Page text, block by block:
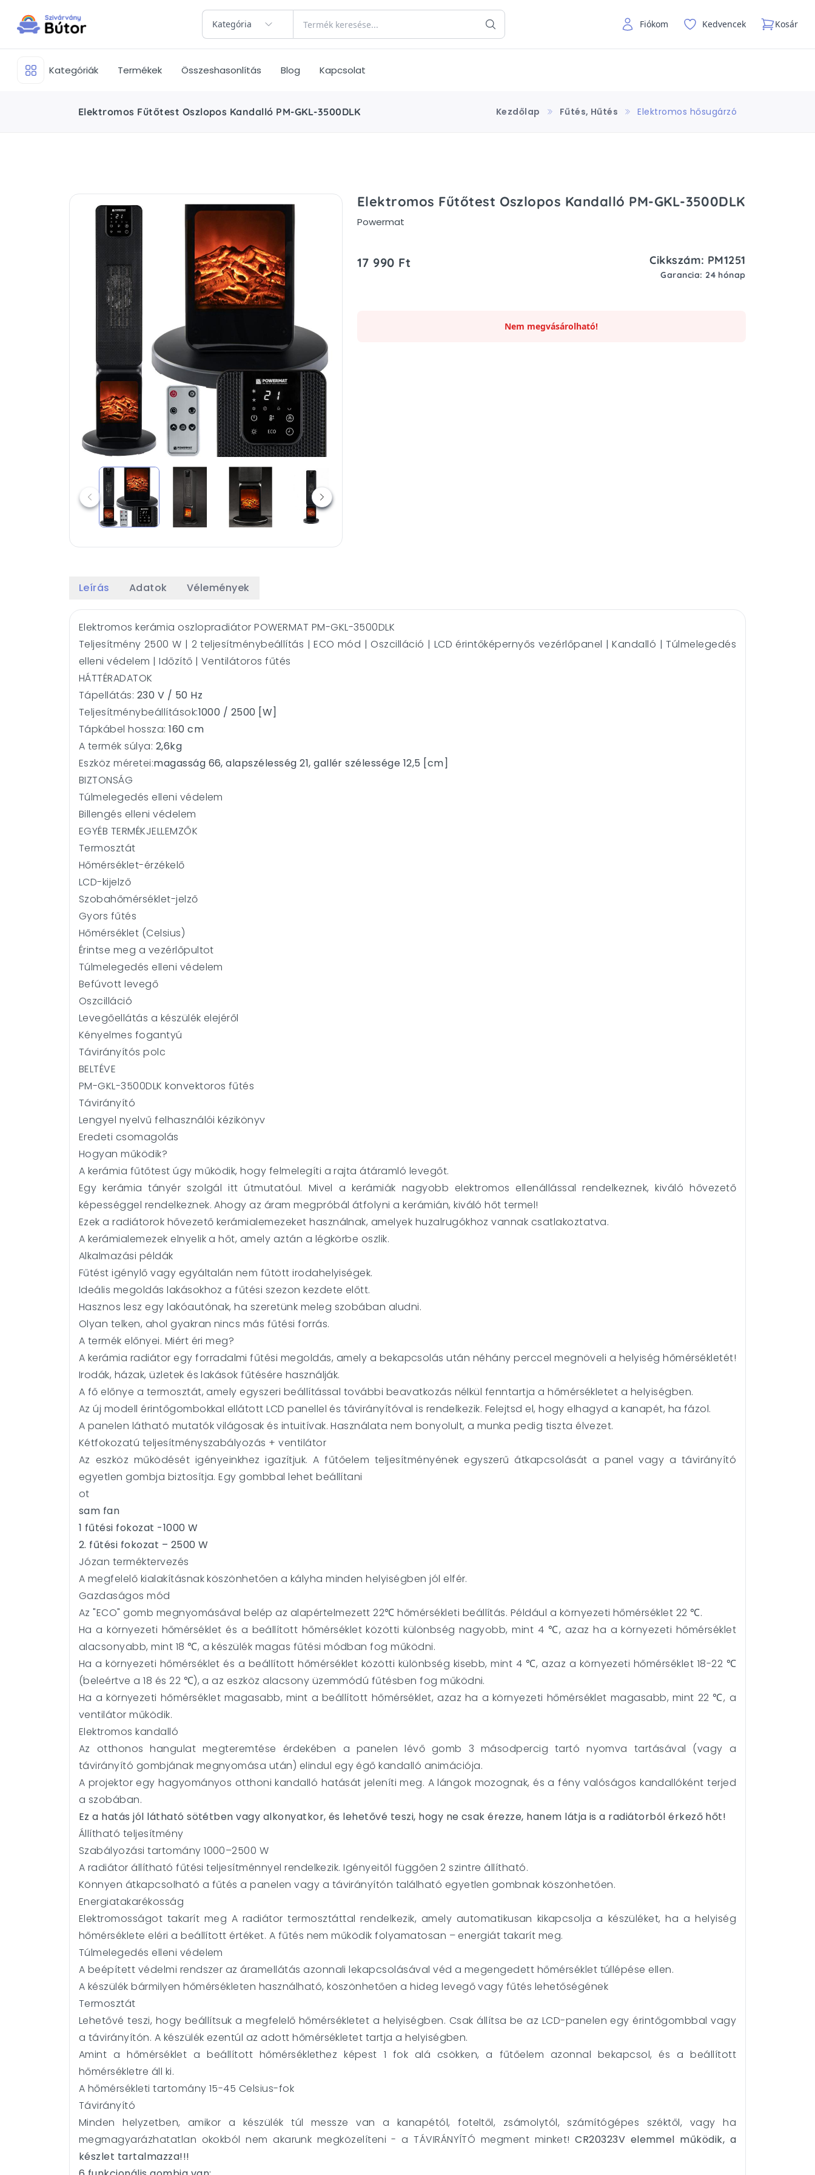
Kategória Fiókom Kedvencek Kosár
Kategóriák Termékek Összeshasonlítás Blog Kapcsolat
Elektromos Fűtőtest Oszlopos Kandalló PM-GKL-3500DLK Kezdőlap Fűtés, Hűtés Elektromos hősugárzó
Elektromos Fűtőtest Oszlopos Kandalló PM-GKL-3500DLK
Powermat
17 990 Ft Cikkszám: PM1251
Garancia: 24 hónap
Nem megvásárolható!
Leírás Adatok Vélemények
Elektromos kerámia oszlopradiátor POWERMAT PM-GKL-3500DLK
Teljesítmény 2500 W | 2 teljesítménybeállítás | ECO mód | Oszcilláció | LCD érintőképernyős vezérlőpanel | Kandalló | Túlmelegedés
elleni védelem | Időzítő | Ventilátoros fűtés
HÁTTÉRADATOK
Tápellátás: 230 V / 50 Hz
Teljesítménybeállítások:1000 / 2500 [W]
Tápkábel hossza:160 cm
A termék súlya: 2,6kg
Eszköz méretei:magasság 66, alapszélesség 21, gallér szélessége 12,5 [cm]
BIZTONSÁG
Túlmelegedés elleni védelem
Billengés elleni védelem
EGYÉB TERMÉKJELLEMZŐK
Termosztát
Hőmérséklet-érzékelő
LCD-kijelző
Szobahőmérséklet-jelző
Gyors fűtés
Hőmérséklet (Celsius)
Érintse meg a vezérlőpultot
Túlmelegedés elleni védelem
Befúvott levegő
Oszcilláció
Levegőellátás a készülék elejéről
Kényelmes fogantyú
Távirányítós polc
BELTÉVE
PM-GKL-3500DLK konvektoros fűtés
Távirányító
Lengyel nyelvű felhasználói kézikönyv
Eredeti csomagolás
Hogyan működik?
A kerámia fűtőtest úgy működik, hogy felmelegíti a rajta átáramló levegőt.
Egy kerámia tányér szolgál itt útmutatóul. Mivel a kerámiák nagyobb elektromos ellenállással rendelkeznek, kiváló hővezető
képességgel rendelkeznek. Ahogy az áram megpróbál átfolyni a kerámián, kiváló hőt termel!
Ezek a radiátorok hővezető kerámialemezeket használnak, amelyek huzalrugókhoz vannak csatlakoztatva.
A kerámialemezek elnyelik a hőt, amely aztán a légkörbe oszlik.
Alkalmazási példák
Fűtést igénylő vagy egyáltalán nem fűtött irodahelyiségek.
Ideális megoldás lakásokhoz a fűtési szezon kezdete előtt.
Hasznos lesz egy lakóautónak, ha szeretünk meleg szobában aludni.
Olyan telken, ahol gyakran nincs más fűtési forrás.
A termék előnyei. Miért éri meg?
A kerámia radiátor egy forradalmi fűtési megoldás, amely a bekapcsolás után néhány perccel megnöveli a helyiség hőmérsékletét!
Irodák, házak, üzletek és lakások fűtésére használják.
A fő előnye a termosztát, amely egyszeri beállítással további beavatkozás nélkül fenntartja a hőmérsékletet a helyiségben.
Az új modell érintőgombokkal ellátott LCD panellel és távirányítóval is rendelkezik. Felejtsd el, hogy elhagyd a kanapét, ha fázol.
A panelen látható mutatók világosak és intuitívak. Használata nem bonyolult, a munka pedig tiszta élvezet.
Kétfokozatú teljesítményszabályozás + ventilátor
Az eszköz működését igényeinkhez igazítjuk. A fűtőelem teljesítményének egyszerű átkapcsolását a panel vagy a távirányító
egyetlen gombja biztosítja. Egy gombbal lehet beállítani
ot
sam fan
1 fűtési fokozat -1000 W
2. fűtési fokozat – 2500 W
Józan terméktervezés
A megfelelő kialakításnak köszönhetően a kályha minden helyiségben jól elfér.
Gazdaságos mód
Az "ECO" gomb megnyomásával belép az alapértelmezett 22℃ hőmérsékleti beállítás. Például a környezeti hőmérséklet 22 ℃.
Ha a környezeti hőmérséklet és a beállított hőmérséklet közötti különbség nagyobb, mint 4 ℃, azaz ha a környezeti hőmérséklet
alacsonyabb, mint 18 ℃, a készülék magas fűtési módban fog működni.
Ha a környezeti hőmérséklet és a beállított hőmérséklet közötti különbség kisebb, mint 4 ℃, azaz a környezeti hőmérséklet 18-22 ℃
(beleértve a 18 és 22 ℃), a az eszköz alacsony üzemmódú fűtésben fog működni.
Ha a környezeti hőmérséklet magasabb, mint a beállított hőmérséklet, azaz ha a környezeti hőmérséklet magasabb, mint 22 ℃, a
ventilátor működik.
Elektromos kandalló
Az otthonos hangulat megteremtése érdekében a panelen lévő gomb 3 másodpercig tartó nyomva tartásával (vagy a
távirányító gombjának megnyomása után) elindul egy égő kandalló animációja.
A projektor egy hagyományos otthoni kandalló hatását jeleníti meg. A lángok mozognak, és a fény valóságos kandallóként terjed
a szobában.
Ez a hatás jól látható sötétben vagy alkonyatkor, és lehetővé teszi, hogy ne csak érezze, hanem látja is a radiátorból érkező hőt!
Állítható teljesítmény
Szabályozási tartomány 1000–2500 W
A radiátor állítható fűtési teljesítménnyel rendelkezik. Igényeitől függően 2 szintre állítható.
Könnyen átkapcsolható a fűtés a panelen vagy a távirányítón található egyetlen gombnak köszönhetően.
Energiatakarékosság
Elektromosságot takarít meg A radiátor termosztáttal rendelkezik, amely automatikusan kikapcsolja a készüléket, ha a helyiség
hőmérséklete eléri a beállított értéket. A fűtés nem működik folyamatosan – energiát takarít meg.
Túlmelegedés elleni védelem
A beépített védelmi rendszer az áramellátás azonnali lekapcsolásával véd a megengedett hőmérséklet túllépése ellen.
A készülék bármilyen hőmérsékleten használható, köszönhetően a hideg levegő vagy fűtés lehetőségének
Termosztát
Lehetővé teszi, hogy beállítsuk a megfelelő hőmérsékletet a helyiségben. Csak állítsa be az LCD-panelen egy érintőgombbal vagy
a távirányítón. A készülék ezentúl az adott hőmérsékletet tartja a helyiségben.
Amint a hőmérséklet a beállított hőmérséklethez képest 1 fok alá csökken, a fűtőelem azonnal bekapcsol, és a beállított
hőmérsékletre áll ki.
A hőmérsékleti tartomány 15-45 Celsius-fok
Távirányító
Minden helyzetben, amikor a készülék túl messze van a kanapétól, foteltől, zsámolytól, számítógépes széktől, vagy ha
megmagyarázhatatlan okokból nem akarunk megközelíteni - a TÁVIRÁNYÍTÓ megment minket!CR20323V elemmel működik, a
készlet tartalmazza!!!